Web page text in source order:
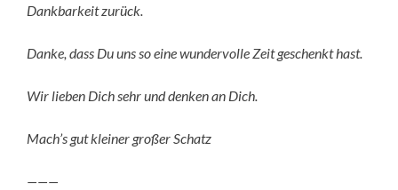
Dankbarkeit zurück.
Danke, dass Du uns so eine wundervolle Zeit geschenkt hast.
Wir lieben Dich sehr und denken an Dich.
Mach’s gut kleiner großer Schatz
———